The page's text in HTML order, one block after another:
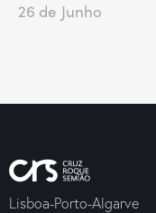
26 de Junho
Lisboa-Porto-Algarve